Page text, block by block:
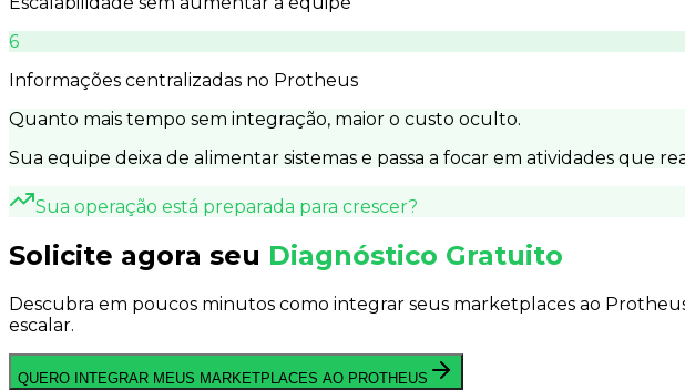
6
Informações centralizadas no Protheus
Quanto mais tempo sem integração, maior o custo oculto.
Sua equipe deixa de alimentar sistemas e passa a focar em atividades que
Sua operação está preparada para crescer?
Solicite agora seu Diagnóstico Gratuito
Descubra em poucos minutos como integrar seus marketplaces ao
escalar.
QUERO INTEGRAR MEUS MARKETPLACES AO PROTHEUS